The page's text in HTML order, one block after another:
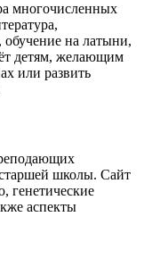
многочисленных
обучение на латыни,
детям, желающим
или развить
старшей школы. Сайт
генетические
аспекты